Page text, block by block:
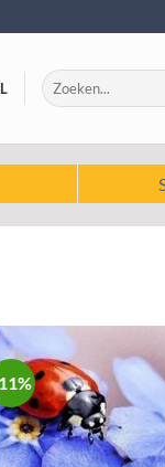
Zoeken
naar: